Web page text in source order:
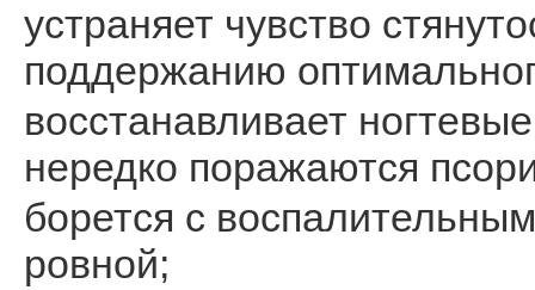
устраняет чувство
поддержанию
восстанавливает
нередко поражаются
борется с
ровной;